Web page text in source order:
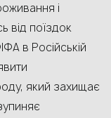
і
від поїздок
в Російській
який захищає